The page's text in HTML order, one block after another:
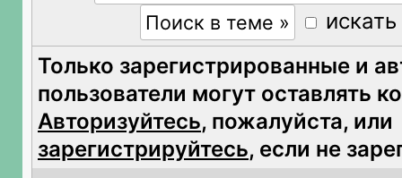
Только зарегистрированные и
пользователи могут оставлять
Авторизуйтесь, пожалуйста, или
зарегистрируйтесь, если не